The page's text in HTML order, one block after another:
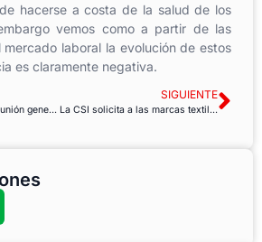
hacerse a costa de la salud de los
vemos como a partir de las
laboral la evolución de estos
es claramente negativa.
USO participa en la reunión general de la RSCD en Lomé
SIGUIENTE
La CSI solicita a las marcas textiles que se sumen a la Promesa de Transparencia